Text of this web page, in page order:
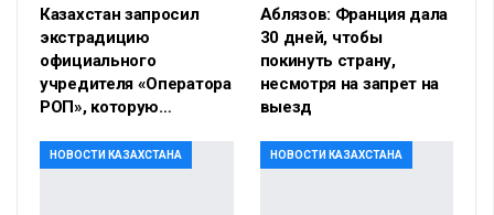
Казахстан запросил
экстрадицию
официального
учредителя «Оператора
РОП», которую…
Аблязов: Франция дала
30 дней, чтобы
покинуть страну,
несмотря на запрет на
выезд
НОВОСТИ КАЗАХСТАНА НОВОСТИ КАЗАХСТАНА